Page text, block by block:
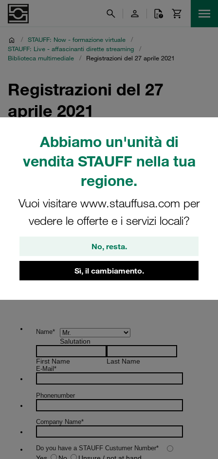
Abbiamo un'unità di
vendita STAUFF nella tua
regione.
Vuoi visitare www.stauffusa.com per
vedere le offerte e i servizi locali?
No, resta.
Sì, il cambiamento.
/ STAUFF: Now - formazione virtuale
/
STAUFF: Live - affascinanti dirette streaming
/
Biblioteca multimediale
/ Registrazioni del 27 aprile 2021
Registrazioni del 27
aprile 2021
Diretta streaming multilingue STAUFF: Inquinamento
acustico - la minaccia invisibile